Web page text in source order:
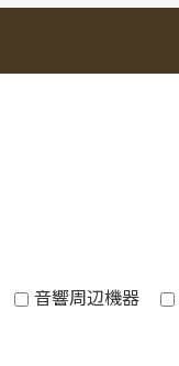
音響周辺機器